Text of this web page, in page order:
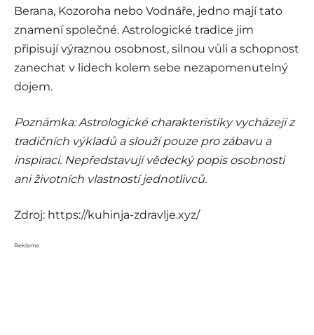
Berana, Kozoroha nebo Vodnáře, jedno mají tato
znamení společné. Astrologické tradice jim
připisují výraznou osobnost, silnou vůli a schopnost
zanechat v lidech kolem sebe nezapomenutelný
dojem.
Poznámka: Astrologické charakteristiky vycházejí z
tradičních výkladů a slouží pouze pro zábavu a
inspiraci. Nepředstavují vědecký popis osobnosti
ani životních vlastností jednotlivců.
Zdroj: https://kuhinja-zdravlje.xyz/
Reklama